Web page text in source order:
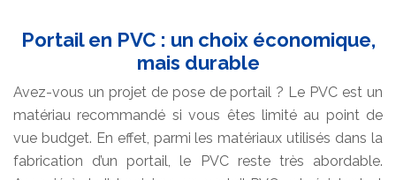
Portail en PVC : un choix économique,
mais durable
Avez-vous un projet de pose de portail ? Le PVC est un
matériau recommandé si vous êtes limité au point de
vue budget. En effet, parmi les matériaux utilisés dans la
fabrication d’un portail, le PVC reste très abordable.